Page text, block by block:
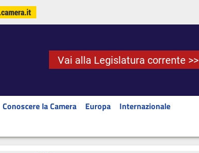
Vai alla Legislatura corrente >>
Conoscere la Camera Europa
Internazionale